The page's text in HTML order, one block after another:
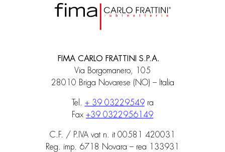
FIMA CARLO FRATTINI S.P.A.
Via Borgomanero, 105
28010 Briga Novarese (NO) – Italia
Tel. + 39 03229549ra
Fax +39 0322956149
C.F. / P.IVA vat n. it 00581 420031
Reg. imp. 6718 Novara – rea 133931